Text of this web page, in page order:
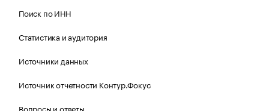
Поиск по ИНН
Статистика и аудитория
Источники данных
Источник отчетности Контур.Фокус
Вопросы и ответы